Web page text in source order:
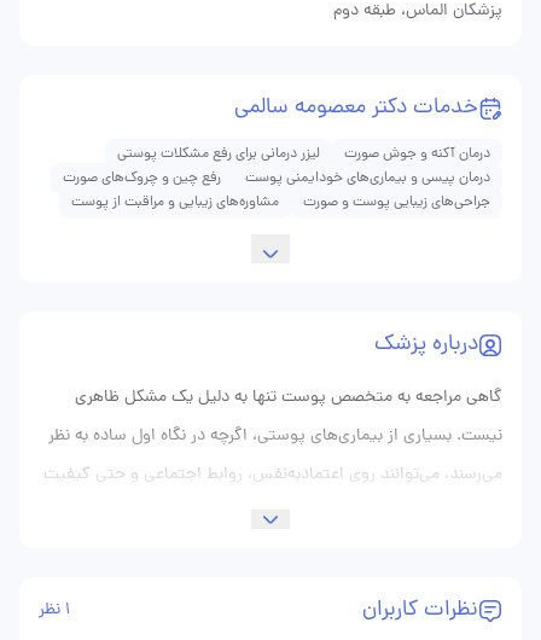
خدمات دکتر معصومه سالمی
درمان آکنه و جوش صورت
لیزر درمانی برای رفع مشکلات پوستی
درمان پیسی و بیماری‌های خودایمنی پوست
رفع چین و چروک‌های صورت
جراحی‌های زیبایی پوست و صورت
مشاوره‌های زیبایی و مراقبت از پوست
درباره پزشک
گاهی مراجعه به متخصص پوست تنها به دلیل یک مشکل ظاهری
نیست. بسیاری از بیماری‌های پوستی، اگرچه در نگاه اول ساده به نظر
می‌رسند، می‌توانند روی اعتمادبه‌نفس، روابط اجتماعی و حتی کیفیت
زندگی افراد تأثیر قابل توجهی بگذارند. از طرف دیگر، ریزش مو، لک‌های
خودسرانه دارو برطرف شوند. اینجاست که نقش یک پزشک متخصص
پزشکان الماس، طبقه دوم
نظرات کاربران 1 نظر